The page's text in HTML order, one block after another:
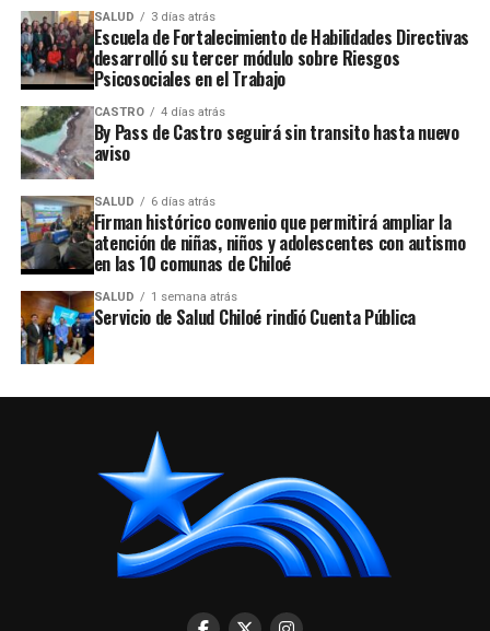
SALUD 3 días atrás
Escuela de Fortalecimiento de Habilidades Directivas
desarrolló su tercer módulo sobre Riesgos
Psicosociales en el Trabajo
CASTRO 4 días atrás
By Pass de Castro seguirá sin transito hasta nuevo
aviso
SALUD 6 días atrás
Firman histórico convenio que permitirá ampliar la
atención de niñas, niños y adolescentes con autismo
en las 10 comunas de Chiloé
SALUD 1 semana atrás
Servicio de Salud Chiloé rindió Cuenta Pública